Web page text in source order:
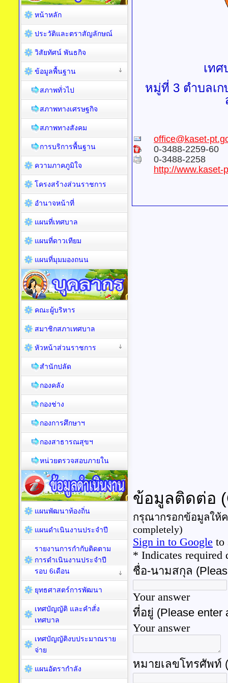
เท
หมู่ที่ 3 ตำบลเ
office@kaset-
0-3488-2259-60
0-3488-2258
http://www.kaset-
หน้าหลัก
ประวัติและตราสัญลักษณ์
วิสัยทัศน์ พันธกิจ
ข้อมูลพื้นฐาน
สภาพทั่วไป
สภาพทางเศรษฐกิจ
สภาพทางสังคม
การบริการพื้นฐาน
ความภาคภูมิใจ
โครงสร้างส่วนราชการ
อำนาจหน้าที่
แผนที่เทศบาล
แผนที่ดาวเทียม
แผนที่มุมมองถนน
คณะผู้บริหาร
สมาชิกสภาเทศบาล
หัวหน้าส่วนราชการ
สำนักปลัด
กองคลัง
กองช่าง
กองการศึกษาฯ
กองสาธารณสุขฯ
หน่วยตรวจสอบภายใน
แผนพัฒนาท้องถิ่น
แผนดำเนินงานประจำปี
รายงานการกำกับติดตาม
การดำเนินงานประจำปี
รอบ 6เดือน
ยุทธศาสตร์การพัฒนา
เทศบัญญัติ และคำสั่ง
เทศบาล
เทศบัญญัติงบประมาณราย
จ่าย
แผนอัตรากำลัง